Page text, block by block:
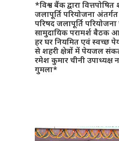
*विश्व बैंक द्वारा वित्तपोषित
जलापूर्ति परियोजना
परिषद जलापूर्ति परियोजना
सामुदायिक परामर्श बैठक
हर घर नियमित एवं स्वच्छ
से शहरी क्षेत्रों में पेयजल
रमेश कुमार चीनी उपाध्यक्ष
गुमला*